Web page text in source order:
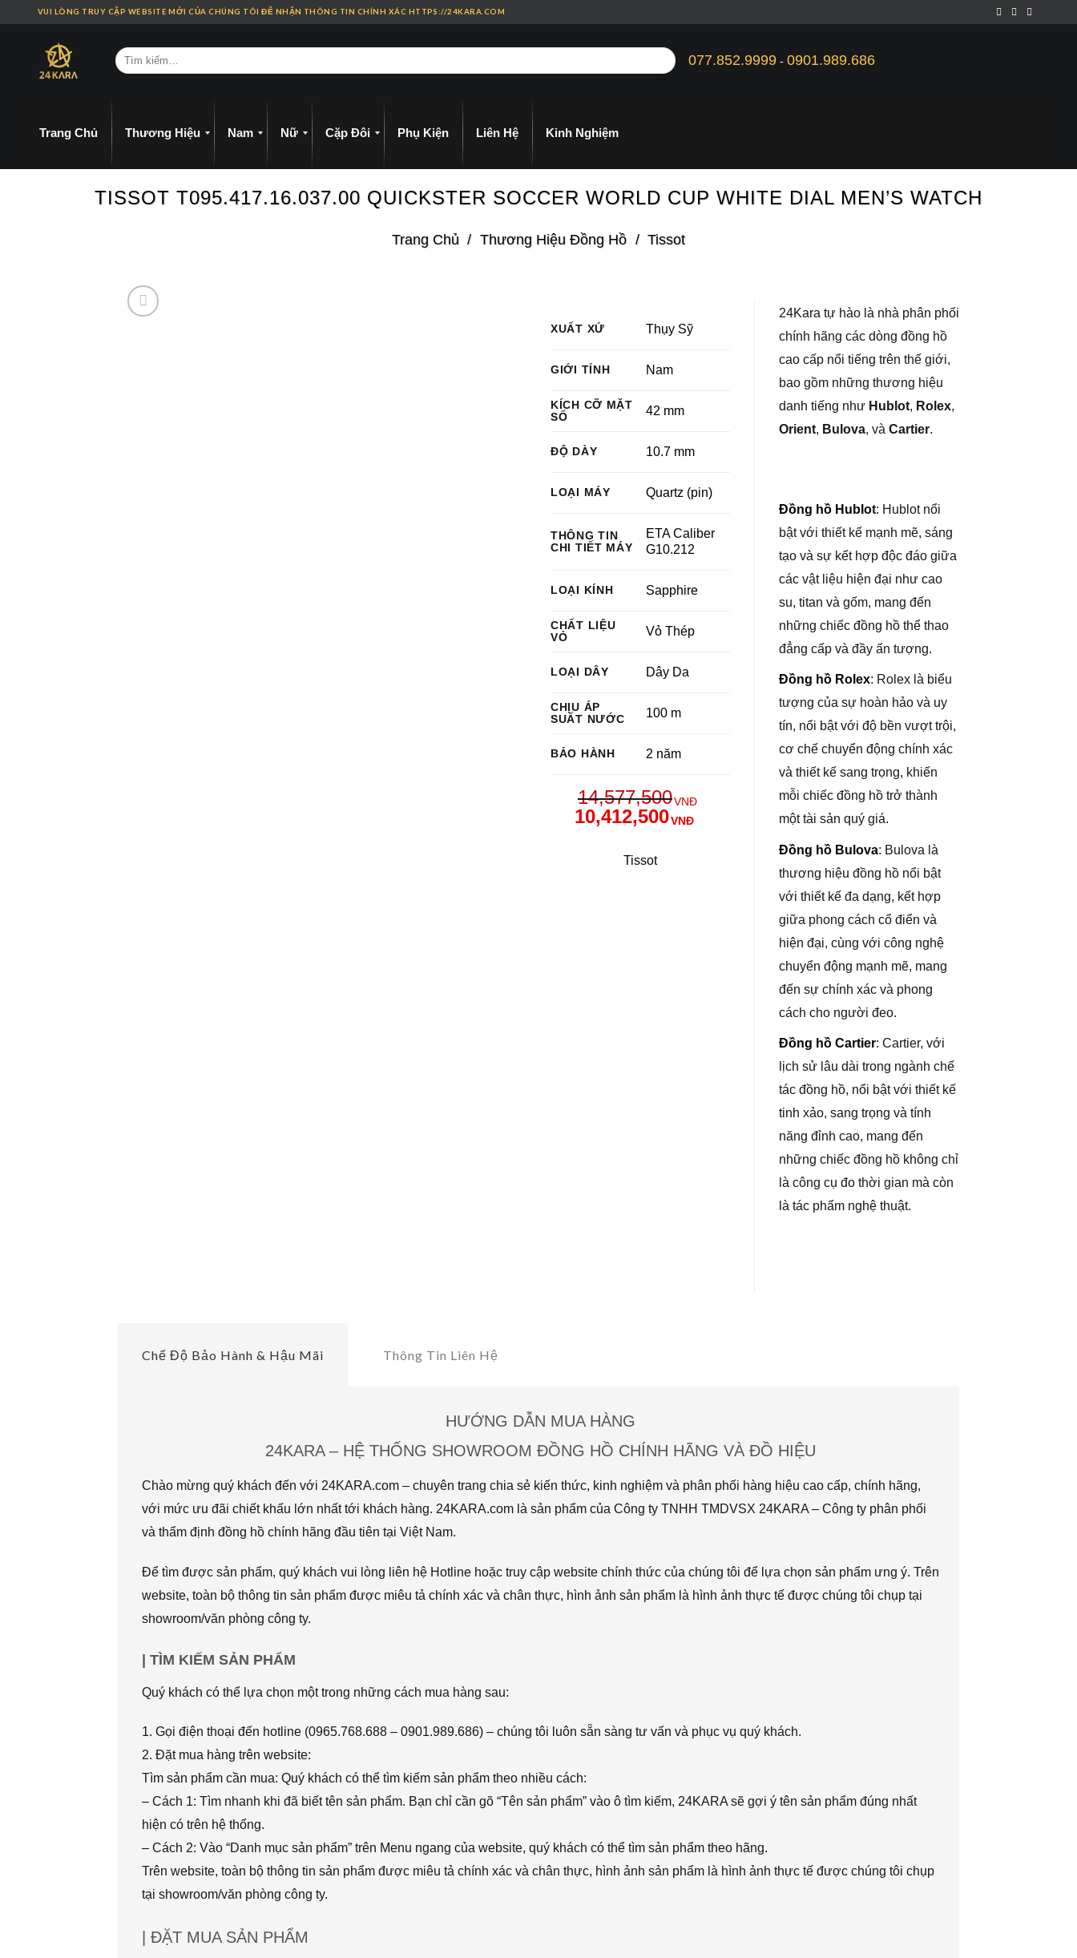
VUI LÒNG TRUY CẬP WEBSITE MỚI CỦA CHÚNG TÔI ĐỂ NHẬN THÔNG TIN CHÍNH XÁC HTTPS://24KARA.COM
077.852.9999- 0901.989.686
Trang Chủ Thương Hiệu Nam Nữ Cặp Đôi Phụ Kiện Liên Hệ Kinh Nghiệm
TISSOT T095.417.16.037.00 QUICKSTER SOCCER WORLD CUP WHITE DIAL MEN’S WATCH
Trang Chủ / Thương Hiệu Đồng Hồ / Tissot
XUẤT XỨ Thụy Sỹ
GIỚI TÍNH Nam
KÍCH CỠ MẶT
SỐ
42 mm
ĐỘ DÀY 10.7 mm
LOẠI MÁY Quartz (pin)
THÔNG TIN
CHI TIẾT MÁY
ETA Caliber
G10.212
LOẠI KÍNH Sapphire
CHẤT LIỆU
VỎ
Vỏ Thép
LOẠI DÂY Dây Da
CHỊU ÁP
SUẤT NƯỚC
100 m
BẢO HÀNH 2 năm
14,577,500VNĐ
10,412,500VNĐ
Tissot
24Kara tự hào là nhà phân phối
chính hãng các dòng đồng hồ
cao cấp nổi tiếng trên thế giới,
bao gồm những thương hiệu
danh tiếng như Hublot, Rolex,
Orient, Bulova, và Cartier.
Đồng hồ Hublot: Hublot nổi
bật với thiết kế mạnh mẽ, sáng
tạo và sự kết hợp độc đáo giữa
các vật liệu hiện đại như cao
su, titan và gốm, mang đến
những chiếc đồng hồ thể thao
đẳng cấp và đầy ấn tượng.
Đồng hồ Rolex: Rolex là biểu
tượng của sự hoàn hảo và uy
tín, nổi bật với độ bền vượt trội,
cơ chế chuyển động chính xác
và thiết kế sang trọng, khiến
mỗi chiếc đồng hồ trở thành
một tài sản quý giá.
Đồng hồ Bulova: Bulova là
thương hiệu đồng hồ nổi bật
với thiết kế đa dạng, kết hợp
giữa phong cách cổ điển và
hiện đại, cùng với công nghệ
chuyển động mạnh mẽ, mang
đến sự chính xác và phong
cách cho người đeo.
Đồng hồ Cartier: Cartier, với
lịch sử lâu dài trong ngành chế
tác đồng hồ, nổi bật với thiết kế
tinh xảo, sang trọng và tính
năng đỉnh cao, mang đến
những chiếc đồng hồ không chỉ
là công cụ đo thời gian mà còn
là tác phẩm nghệ thuật.
Chế Độ Bảo Hành & Hậu Mãi Thông Tin Liên Hệ
HƯỚNG DẪN MUA HÀNG
24KARA – HỆ THỐNG SHOWROOM ĐỒNG HỒ CHÍNH HÃNG VÀ ĐỒ HIỆU
Chào mừng quý khách đến với 24KARA.com – chuyên trang chia sẻ kiến thức, kinh nghiệm và phân phối hàng hiệu cao cấp, chính hãng,
với mức ưu đãi chiết khấu lớn nhất tới khách hàng. 24KARA.com là sản phẩm của Công ty TNHH TMDVSX 24KARA – Công ty phân phối
và thẩm định đồng hồ chính hãng đầu tiên tại Việt Nam.
Để tìm được sản phẩm, quý khách vui lòng liên hệ Hotline hoặc truy cập website chính thức của chúng tôi để lựa chọn sản phẩm ưng ý. Trên
website, toàn bộ thông tin sản phẩm được miêu tả chính xác và chân thực, hình ảnh sản phẩm là hình ảnh thực tế được chúng tôi chụp tại
showroom/văn phòng công ty.
| TÌM KIẾM SẢN PHẨM
Quý khách có thể lựa chọn một trong những cách mua hàng sau:
1. Gọi điện thoại đến hotline (0965.768.688 – 0901.989.686) – chúng tôi luôn sẵn sàng tư vấn và phục vụ quý khách.
2. Đặt mua hàng trên website:
Tìm sản phẩm cần mua: Quý khách có thể tìm kiếm sản phẩm theo nhiều cách:
– Cách 1: Tìm nhanh khi đã biết tên sản phẩm. Bạn chỉ cần gõ “Tên sản phẩm” vào ô tìm kiếm, 24KARA sẽ gợi ý tên sản phẩm đúng nhất
hiện có trên hệ thống.
– Cách 2: Vào “Danh mục sản phẩm” trên Menu ngang của website, quý khách có thể tìm sản phẩm theo hãng.
Trên website, toàn bộ thông tin sản phẩm được miêu tả chính xác và chân thực, hình ảnh sản phẩm là hình ảnh thực tế được chúng tôi chụp
tại showroom/văn phòng công ty.
| ĐẶT MUA SẢN PHẨM